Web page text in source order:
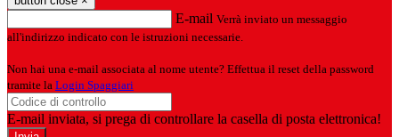
E-mail Verrà inviato un messaggio
all'indirizzo indicato con le istruzioni necessarie.
Non hai una e-mail associata al nome utente? Effettua il reset della password
tramite la Login Spaggiari
E-mail inviata, si prega di controllare la casella di posta elettronica!